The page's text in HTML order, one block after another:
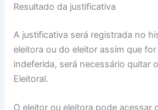
Resultado da justificativa
A justificativa será registrada no
eleitora ou do eleitor assim que
indeferida, será necessário quitar
Eleitoral.
O eleitor ou eleitora pode acessar